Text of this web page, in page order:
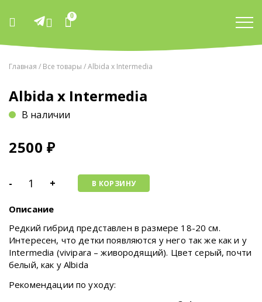
0
Главная / Все товары / Albida x Intermedia
Albida x Intermedia
В наличии
2500 ₽
- + В КОРЗИНУ
Описание
Редкий гибрид представлен в размере 18-20 см.
Интересен, что детки появляются у него так же как и у
Intermedia (vivipara – живородящий). Цвет серый, почти
белый, как у Albida
Рекомендации по уходу: